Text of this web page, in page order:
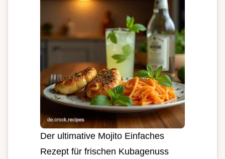
Der ultimative Mojito Einfaches
Rezept für frischen Kubagenuss